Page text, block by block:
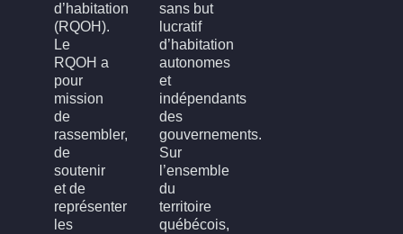
d’habitation
(RQOH).
Le
RQOH a
pour
mission
de
rassembler,
de
soutenir
et de
représenter
les
sans but
lucratif
d’habitation
autonomes
et
indépendants
des
gouvernements.
Sur
l’ensemble
du
territoire
québécois,